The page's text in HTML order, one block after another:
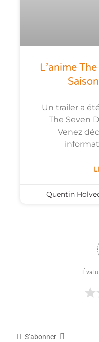
L’anime
Un trailer a
The Seven
Venez
Quentin
S’abonner